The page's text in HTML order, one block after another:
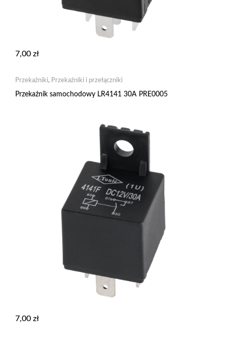
7,00 zł
Przekaźniki, Przekaźniki i przełączniki
Przekaźnik samochodowy LR4141 30A PRE0005
7,00 zł